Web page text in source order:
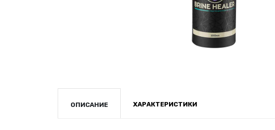
ОПИСАНИЕ ХАРАКТЕРИСТИКИ